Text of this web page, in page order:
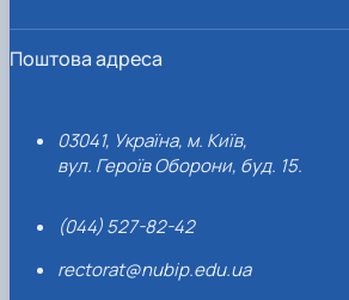
Поштова адреса
03041, Україна, м. Київ,
вул. Героїв Оборони, буд. 15.
(044) 527-82-42
rectorat@nubip.edu.ua